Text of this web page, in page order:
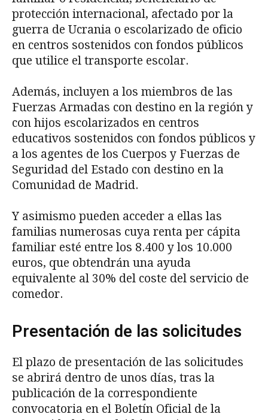
protección internacional, afectado por la
guerra de Ucrania o escolarizado de oficio
en centros sostenidos con fondos públicos
que utilice el transporte escolar.
Además, incluyen a los miembros de las
Fuerzas Armadas con destino en la región y
con hijos escolarizados en centros
educativos sostenidos con fondos públicos y
a los agentes de los Cuerpos y Fuerzas de
Seguridad del Estado con destino en la
Comunidad de Madrid.
Y asimismo pueden acceder a ellas las
familias numerosas cuya renta per cápita
familiar esté entre los 8.400 y los 10.000
euros, que obtendrán una ayuda
equivalente al 30% del coste del servicio de
comedor.
Presentación de las solicitudes
El plazo de presentación de las solicitudes
se abrirá dentro de unos días, tras la
publicación de la correspondiente
convocatoria en el Boletín Oficial de la